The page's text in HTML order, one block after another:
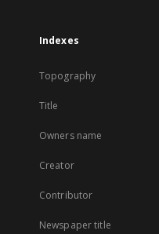
Indexes
Topography
Title
Owners name
Creator
Contributor
Newspaper title